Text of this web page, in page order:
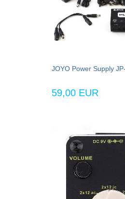
JOYO Power Supply
59,00 EUR